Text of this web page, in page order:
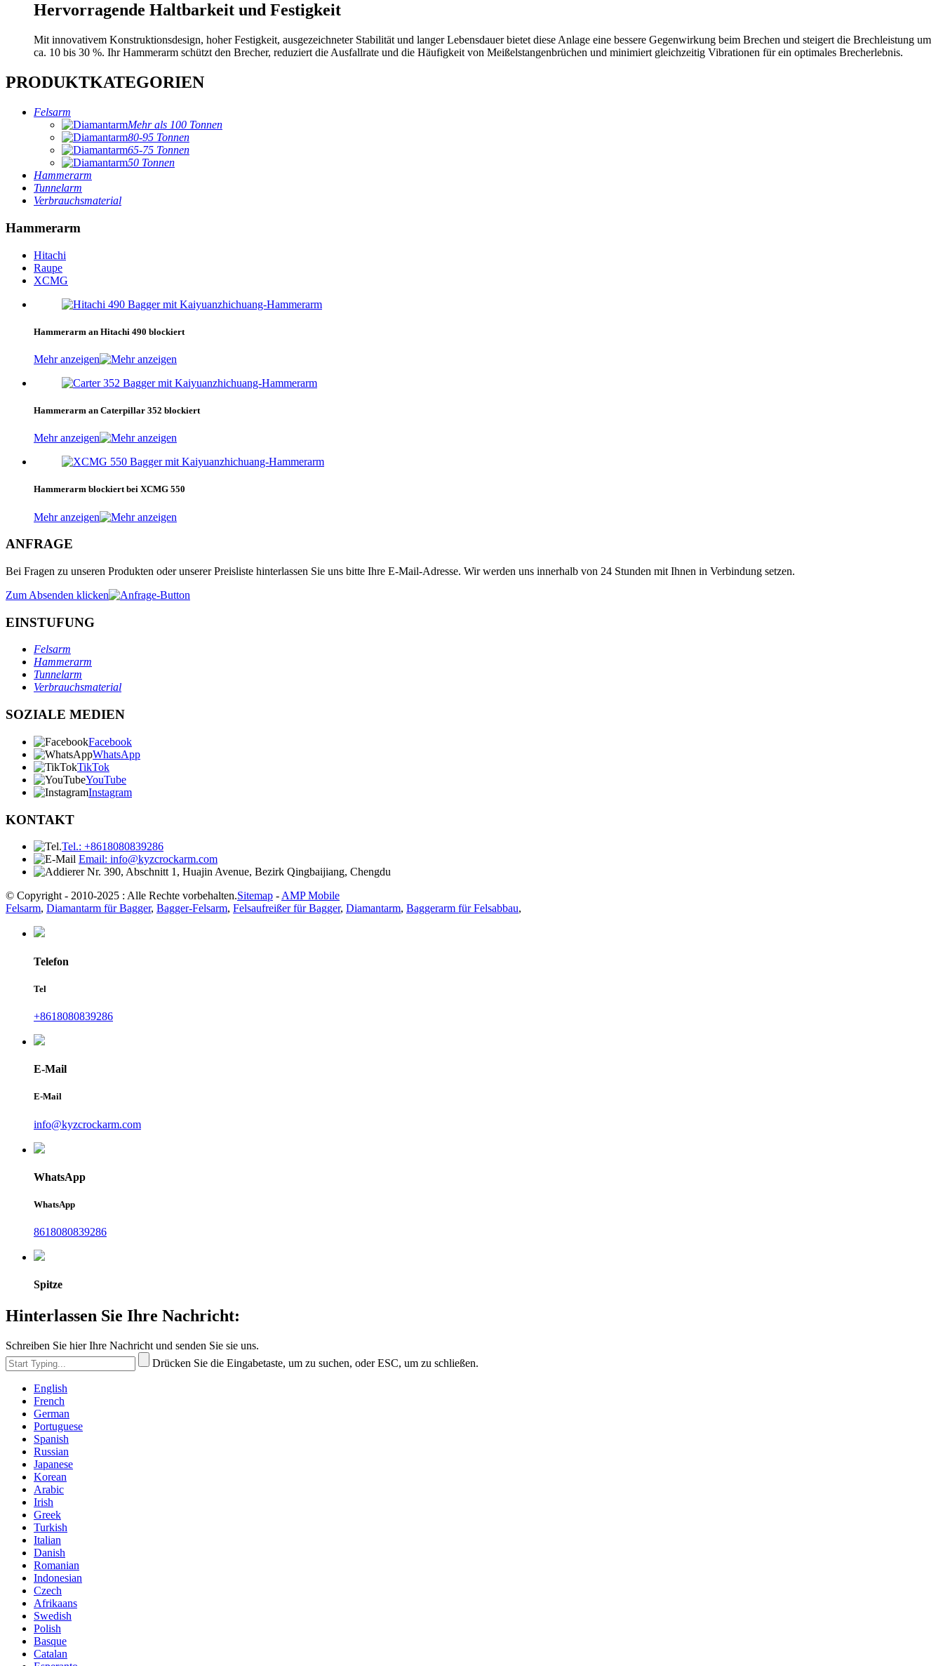
Hervorragende Haltbarkeit und Festigkeit
Mit innovativem Konstruktionsdesign, hoher Festigkeit, ausgezeichneter Stabilität und langer Lebensdauer bietet diese Anlage eine bessere Gegenwirkung beim Brechen und steigert die Brechleistung um
ca. 10 bis 30 %. Ihr Hammerarm schützt den Brecher, reduziert die Ausfallrate und die Häufigkeit von Meißelstangenbrüchen und minimiert gleichzeitig Vibrationen für ein optimales Brecherlebnis.
PRODUKTKATEGORIEN
Felsarm
Mehr als 100 Tonnen
80-95 Tonnen
65-75 Tonnen
50 Tonnen
Hammerarm
Tunnelarm
Verbrauchsmaterial
Hammerarm
Hitachi
Raupe
XCMG
Hammerarm an Hitachi 490 blockiert
Mehr anzeigen
Hammerarm an Caterpillar 352 blockiert
Mehr anzeigen
Hammerarm blockiert bei XCMG 550
Mehr anzeigen
ANFRAGE
Bei Fragen zu unseren Produkten oder unserer Preisliste hinterlassen Sie uns bitte Ihre E-Mail-Adresse. Wir werden uns innerhalb von 24 Stunden mit Ihnen in Verbindung setzen.
Zum Absenden klicken
EINSTUFUNG
Felsarm
Hammerarm
Tunnelarm
Verbrauchsmaterial
SOZIALE MEDIEN
Facebook
WhatsApp
TikTok
YouTube
Instagram
KONTAKT
Tel.: +8618080839286
Email: info@kyzcrockarm.com
Nr. 390, Abschnitt 1, Huajin Avenue, Bezirk Qingbaijiang, Chengdu
© Copyright - 2010-2025 : Alle Rechte vorbehalten.Sitemap - AMP Mobile
Felsarm, Diamantarm für Bagger, Bagger-Felsarm, Felsaufreißer für Bagger, Diamantarm, Baggerarm für Felsabbau,
Telefon
Tel
+8618080839286
E-Mail
E-Mail
info@kyzcrockarm.com
WhatsApp
WhatsApp
8618080839286
Spitze
Hinterlassen Sie Ihre Nachricht:
Schreiben Sie hier Ihre Nachricht und senden Sie sie uns.
Drücken Sie die Eingabetaste, um zu suchen, oder ESC, um zu schließen.
English
French
German
Portuguese
Spanish
Russian
Japanese
Korean
Arabic
Irish
Greek
Turkish
Italian
Danish
Romanian
Indonesian
Czech
Afrikaans
Swedish
Polish
Basque
Catalan